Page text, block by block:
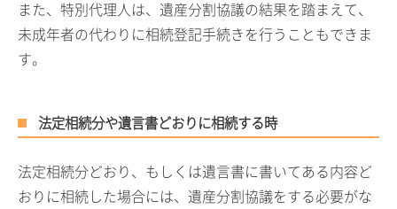
また、特別代理人は、遺産分割協議の結果を踏まえて、
未成年者の代わりに相続登記手続きを行うこともできま
す。
法定相続分や遺言書どおりに相続する時
法定相続分どおり、もしくは遺言書に書いてある内容ど
おりに相続した場合には、遺産分割協議をする必要がな